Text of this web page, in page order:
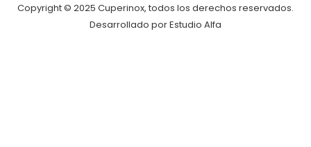
Copyright © 2025 Cuperinox, todos los derechos reservados.
Desarrollado por Estudio Alfa